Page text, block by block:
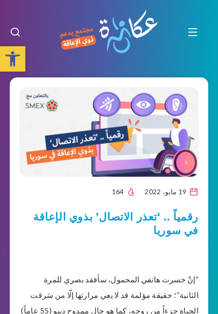
Open toolbar
رقمياً .. ‘تعذر الاتصال’ بذوي الإعاقة
في سوريا
“إنْ خسرت هاتفي المحمول، سأفقد بصري للمرة
الثانية”؛ حقيقة مؤلمة قد لا يعي مرارتها إلّا من سَرقت
الحياة جزءاً من روحه، كما هو حال ممدوح ديبو (55 عاماً)